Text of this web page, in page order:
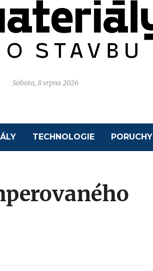
Sobota, 8 srpna 2026
TECHNOLOGIE PORUCHY